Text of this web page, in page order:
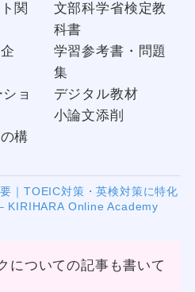
関
ョ
構
文部科学省検定教
科書
学習参考書・問題
集
デジタル教材
小論文添削
｜TOEIC対策・英検対策に特化
KIRIHARA Online Academy
についての記事も書いて